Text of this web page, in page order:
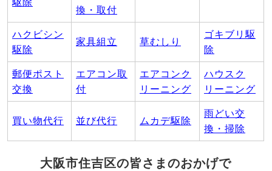
駆除
換・取付
ハクビシン
駆除
家具組立 草むしり
ゴキブリ駆
除
郵便ポスト
交換
エアコン取
付
エアコンク
リーニング
ハウスク
リーニング
買い物代行 並び代行 ムカデ駆除
雨どい交
換・掃除
大阪市住吉区の皆さまのおかげで